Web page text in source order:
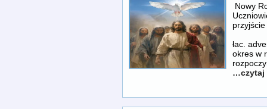
Nowy
łac.
okres w
…czytaj